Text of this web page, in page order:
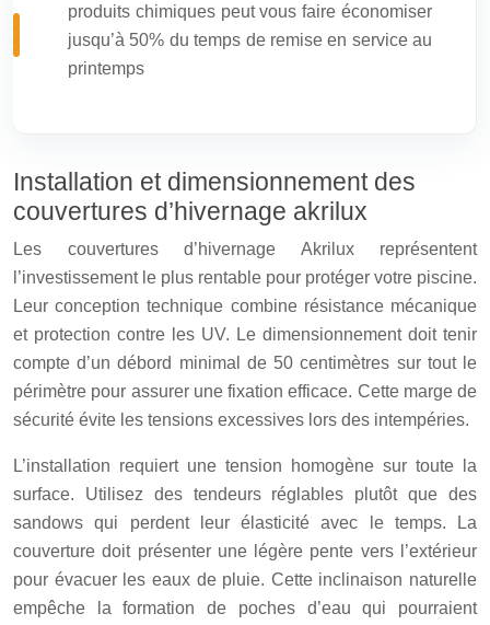
produits chimiques peut vous faire économiser
jusqu’à 50% du temps de remise en service au
printemps
Installation et dimensionnement des
couvertures d’hivernage akrilux
Les couvertures d’hivernage Akrilux représentent
l’investissement le plus rentable pour protéger votre piscine.
Leur conception technique combine résistance mécanique
et protection contre les UV. Le dimensionnement doit tenir
compte d’un débord minimal de 50 centimètres sur tout le
périmètre pour assurer une fixation efficace. Cette marge de
sécurité évite les tensions excessives lors des intempéries.
L’installation requiert une tension homogène sur toute la
surface. Utilisez des tendeurs réglables plutôt que des
sandows qui perdent leur élasticité avec le temps. La
couverture doit présenter une légère pente vers l’extérieur
pour évacuer les eaux de pluie. Cette inclinaison naturelle
empêche la formation de poches d’eau qui pourraient